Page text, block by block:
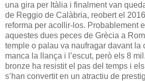
una gira per Itàlia i finalment van
de Reggio de Calàbria, reobert el
reforma per acollir-los. Probablement
aquestes dues peces de Grècia a
temple o palau va naufragar davant la
manca la llança i l’escut, però els 8
bronze ha resistit el pas del temps i
s’han convertit en un atractiu de